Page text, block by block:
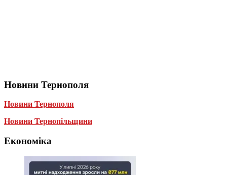
Новини Тернополя
Новини Тернополя
Новини Тернопільщини
Економіка